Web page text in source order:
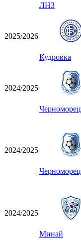
ЛНЗ
2025/2026
Кудровка
2024/2025
Черноморец
2024/2025
Черноморец
2024/2025
Минай